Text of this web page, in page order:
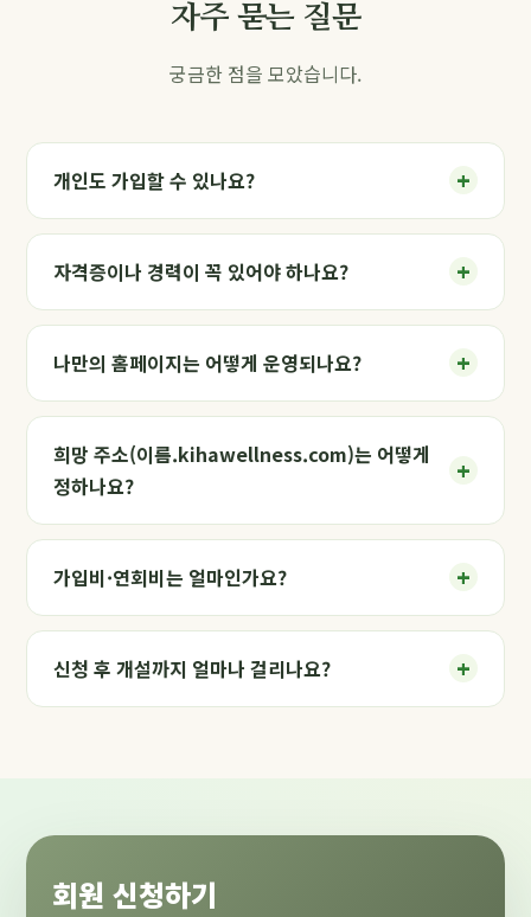
자주 묻는 질문
궁금한 점을 모았습니다.
개인도 가입할 수 있나요? +
자격증이나 경력이 꼭 있어야 하나요? +
나만의 홈페이지는 어떻게 운영되나요? +
희망 주소(이름.kihawellness.com)는 어떻게
정하나요?
+
가입비·연회비는 얼마인가요? +
신청 후 개설까지 얼마나 걸리나요? +
회원 신청하기